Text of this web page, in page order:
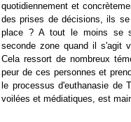
quotidiennement et
des prises de décisions, ils
place ? A tout le moins se
seconde zone quand il s'agit
Cela ressort de nombreux
peur de ces personnes et
le processus d'euthanasie de
voilées et médiatiques, est